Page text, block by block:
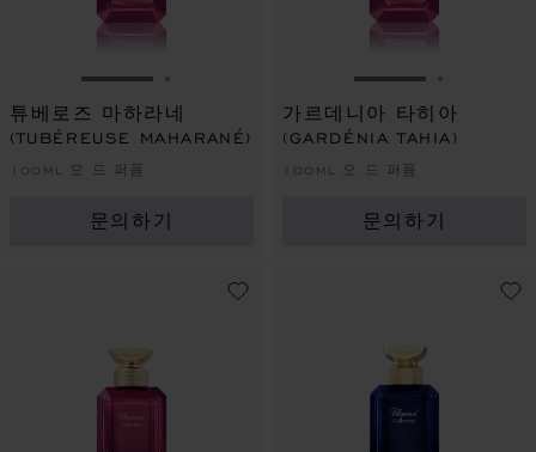
슬라이드로 이동 1
튜베로즈 마하라네
(TUBÉREUSE MAHARANÉ)
100ML 오 드 퍼퓸
문의하기
슬라이드로 이동
가르데니아 타히아
(GARDÉNIA TAHIA)
100ML 오 드 퍼퓸
문의하기